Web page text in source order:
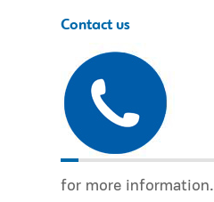
Contact us
for more information.